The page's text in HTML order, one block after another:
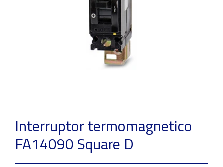
Interruptor termomagnetico
FA14090 Square D